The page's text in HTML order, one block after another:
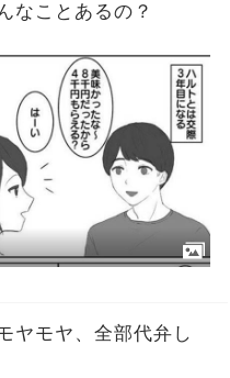
なことあるの？
ヤモヤ、全部代弁し